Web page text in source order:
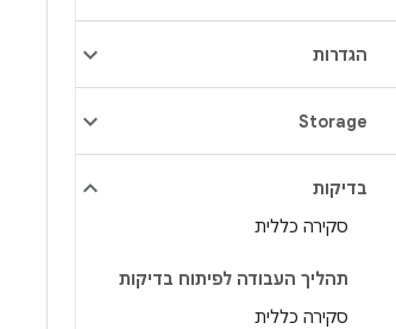
הגדרות
Storage
בדיקות
סקירה כללית
תהליך העבודה לפיתוח בדיקות
סקירה כללית